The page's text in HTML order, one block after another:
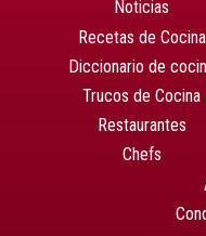
Noticias
Recetas de Cocina
Diccionario de
Trucos de Cocina
Restaurantes
Chefs